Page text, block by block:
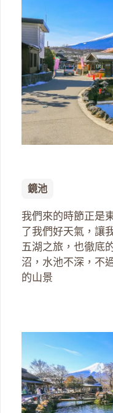
鏡池
我們來的時節正是
了我們好天氣，讓
五湖之旅，也徹底
沼，水池不深，不
的山景